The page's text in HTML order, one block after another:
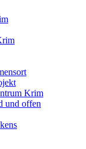
Krim
und offen